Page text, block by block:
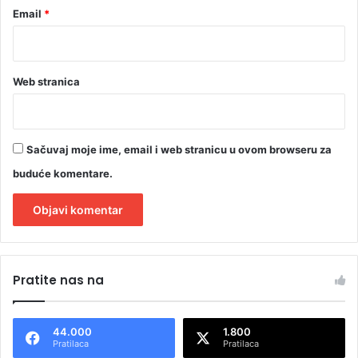
Email *
Web stranica
Sačuvaj moje ime, email i web stranicu u ovom browseru za
buduće komentare.
tPratite nas na
44.000
Pratilaca
1.800
Pratilaca